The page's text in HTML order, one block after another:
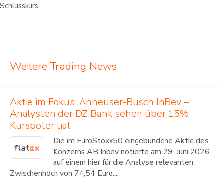
Schlusskurs...
Weitere Trading News
Aktie im Fokus: Anheuser-Busch InBev –
Analysten der DZ Bank sehen über 15%
Kurspotential
Die im EuroStoxx50 eingebundene Aktie des
Konzerns AB Inbev notierte am 29. Juni 2026
auf einem hier für die Analyse relevanten
Zwischenhoch von 74,54 Euro....